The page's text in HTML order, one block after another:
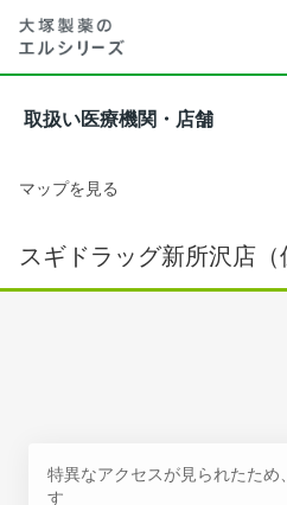
取扱い医療機関・店舗
マップを見る
スギドラッグ新所沢店（
特異なアクセスが見られたため
す